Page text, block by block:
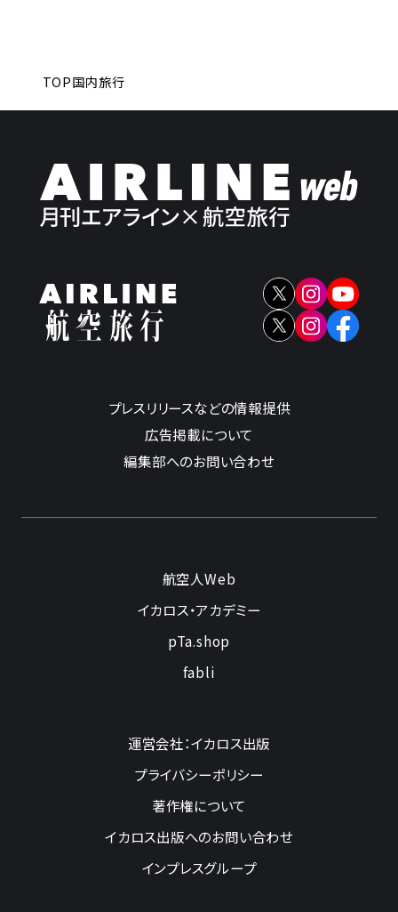
TOP国内旅行
プレスリリースなどの情報提供
広告掲載について
編集部へのお問い合わせ
航空人Web
イカロス・アカデミー
pTa.shop
fabli
運営会社：イカロス出版
プライバシーポリシー
著作権について
イカロス出版へのお問い合わせ
インプレスグループ